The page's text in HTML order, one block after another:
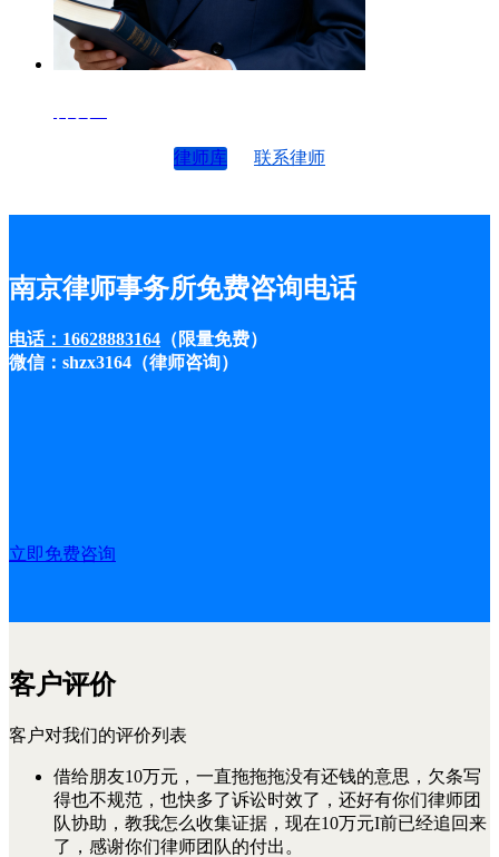
律师库 联系律师
南京律师事务所免费咨询电话
电话：16628883164 （限量免费）
微信：shzx3164（律师咨询）
立即免费咨询
客户评价
客户对我们的评价列表
借给朋友10万元，一直拖拖拖没有还钱的意思，欠条写
得也不规范，也快多了诉讼时效了，还好有你们律师团
队协助，教我怎么收集证据，现在10万元I前已经追回来
了，感谢你们律师团队的付出。